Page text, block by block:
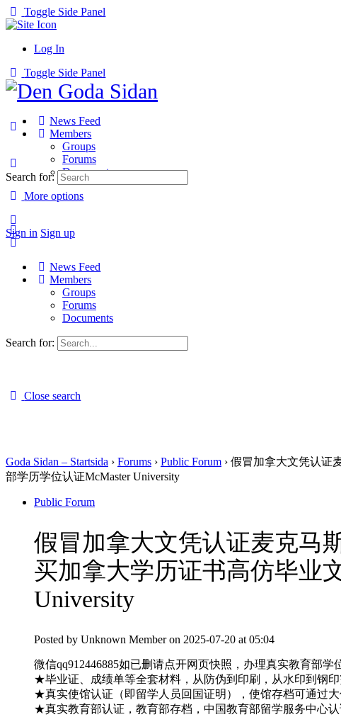
Toggle Side Panel
Log In
Toggle Side Panel
News Feed
Members
Groups
Forums
Documents
More options
Sign in Sign up
Search for:
News Feed
Members
Groups
Forums
Documents
Search for:
Close search
Goda Sidan – Startsida › Forums › Public Forum › 假冒加拿大文凭认证
部学历学位认证McMaster University
Public Forum
假冒加拿大文凭认证麦克马
买加拿大学历证书高仿毕业
University
Posted by Unknown Member on 2025-07-20 at 05:04
微信qq912446885如已删请点开网页快照，办理真实教育部
★毕业证、成绩单等全套材料，从防伪到印刷，从水印到钢
★真实使馆认证（即留学人员回国证明），使馆存档可通过
★真实教育部认证，教育部存档，中国教育部留学服务中心